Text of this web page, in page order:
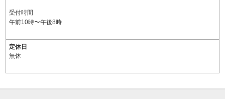
受付時間
午前10時〜午後8時
定休日
無休